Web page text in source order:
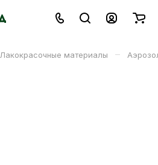
Лакокрасочные материалы –